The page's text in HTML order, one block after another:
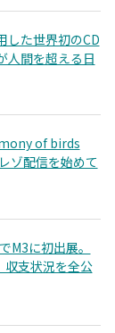
した世界初のCD
人間を超える日
of birds
ゾ配信を始めて
M3に初出展。
収支状況を全公